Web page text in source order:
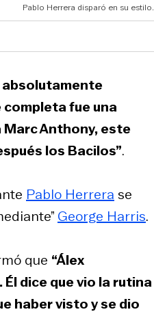
Pablo Herrera disparó en su estilo.
absolutamente
fue una
Anthony, este
los Bacilos”.
Pablo Herrera se
George Harris.
que “Álex
dice que vio la rutina
haber visto y se dio